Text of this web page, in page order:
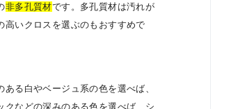
非多孔質材です。多孔質材は汚れが
高いクロスを選ぶのもおすすめで
る白やベージュ系の色を選べば、
などの深みのある色を選べば、シ